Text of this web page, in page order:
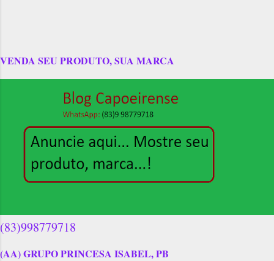
VENDA SEU PRODUTO, SUA MARCA
(83)998779718
(AA) GRUPO PRINCESA ISABEL, PB